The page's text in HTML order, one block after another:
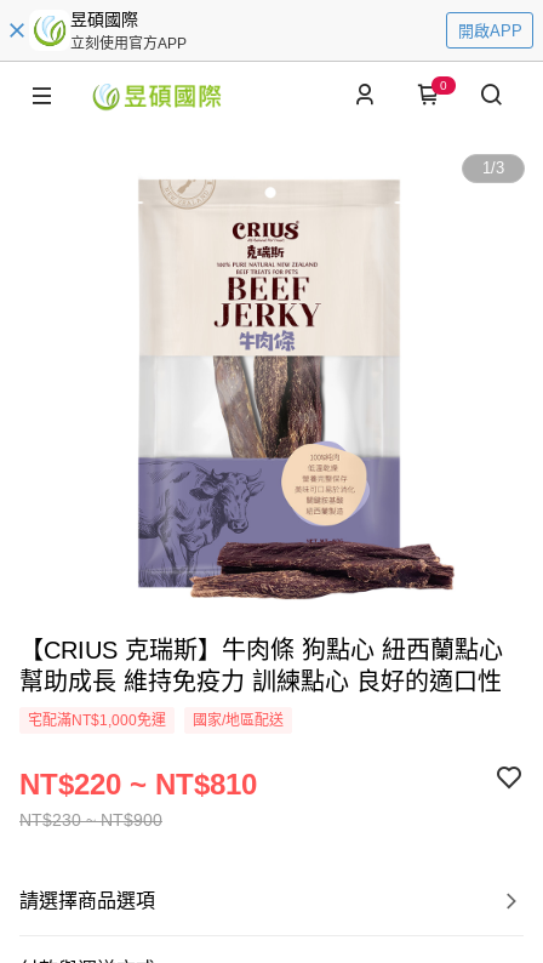
昱碩國際
立刻使用官方APP
開啟APP
0
1/3
【CRIUS 克瑞斯】牛肉條 狗點心 紐西蘭點心
幫助成長 維持免疫力 訓練點心 良好的適口性
宅配滿NT$1,000免運 國家/地區配送
NT$230 ~ NT$900
NT$220 ~ NT$810
請選擇商品選項